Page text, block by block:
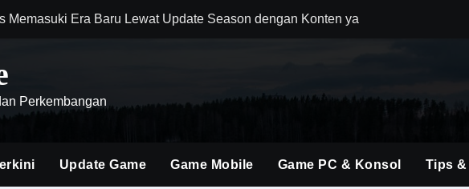
Memasuki Era Baru Lewat Update Season dengan Konten yang Lebih Segar
Zero Semakin Populer Berkat Pembaruan Gameplay dan Karakter Berkualitas
6 sebagai Game Shooter Modern dengan Dunia Pertempuran yang Lebih
Waktu Saat Farming Material Monster Hunter Wilds dengan Teknik Gameplay
Perkembangan
Update Game Game Mobile Game PC & Konsol Tips